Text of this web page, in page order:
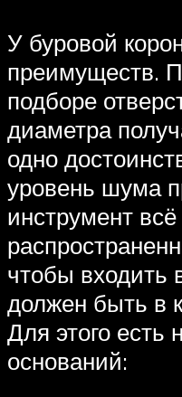
У буровой
преимуществ.
подборе
диаметра
одно
уровень шума
инструмент
чтобы входить
должен быть в
Для этого есть
оснований: